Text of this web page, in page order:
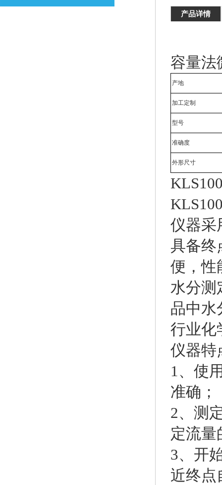
产品详情
容量法
产地
加工定制
型号
准确度
外形尺寸
仪器采
具备终
便，性
水分测
品中水
行业化
仪器特
1、使
准确；
2、测
定流量
3、开
近终点